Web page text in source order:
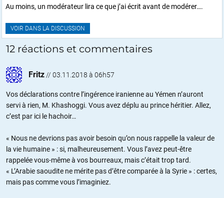
Au moins, un modérateur lira ce que j’ai écrit avant de modérer….
VOIR DANS LA DISCUSSION
12 réactions et commentaires
Fritz // 03.11.2018 à 06h57
Vos déclarations contre l’ingérence iranienne au Yémen n’auront
servi à rien, M. Khashoggi. Vous avez déplu au prince héritier. Allez,
c’est par ici le hachoir…
« Nous ne devrions pas avoir besoin qu’on nous rappelle la valeur de
la vie humaine » : si, malheureusement. Vous l’avez peut-être
rappelée vous-même à vos bourreaux, mais c’était trop tard.
« L’Arabie saoudite ne mérite pas d’être comparée à la Syrie » : certes,
mais pas comme vous l’imaginiez.